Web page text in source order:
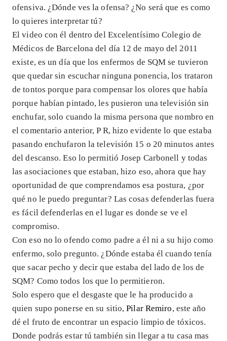
ofensiva. ¿Dónde ves la ofensa? ¿No será que es como
lo quieres interpretar tú?
El video con él dentro del Excelentísimo Colegio de
Médicos de Barcelona del día 12 de mayo del 2011
existe, es un día que los enfermos de SQM se tuvieron
que quedar sin escuchar ninguna ponencia, los trataron
de tontos porque para compensar los olores que había
porque habían pintado, les pusieron una televisión sin
enchufar, solo cuando la misma persona que nombro en
el comentario anterior, P R, hizo evidente lo que estaba
pasando enchufaron la televisión 15 o 20 minutos antes
del descanso. Eso lo permitió Josep Carbonell y todas
las asociaciones que estaban, hizo eso, ahora que hay
oportunidad de que comprendamos esa postura, ¿por
qué no le puedo preguntar? Las cosas defenderlas fuera
es fácil defenderlas en el lugar es donde se ve el
compromiso.
Con eso no lo ofendo como padre a él ni a su hijo como
enfermo, solo pregunto. ¿Dónde estaba él cuando tenía
que sacar pecho y decir que estaba del lado de los de
SQM? Como todos los que lo permitieron.
Solo espero que el desgaste que le ha producido a
quien supo ponerse en su sitio,Pilar Remiro, este año
dé el fruto de encontrar un espacio limpio de tóxicos.
Donde podrás estar tú también sin llegar a tu casa mas